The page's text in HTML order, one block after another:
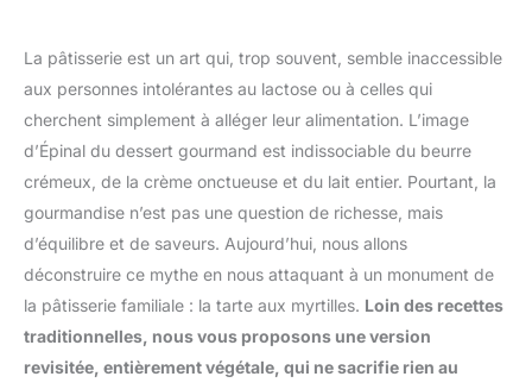
La pâtisserie est un art qui, trop souvent, semble inaccessible
aux personnes intolérantes au lactose ou à celles qui
cherchent simplement à alléger leur alimentation. L’image
d’Épinal du dessert gourmand est indissociable du beurre
crémeux, de la crème onctueuse et du lait entier. Pourtant, la
gourmandise n’est pas une question de richesse, mais
d’équilibre et de saveurs. Aujourd’hui, nous allons
déconstruire ce mythe en nous attaquant à un monument de
la pâtisserie familiale : la tarte aux myrtilles. Loin des recettes
traditionnelles, nous vous proposons une version
revisitée, entièrement végétale, qui ne sacrifie rien au